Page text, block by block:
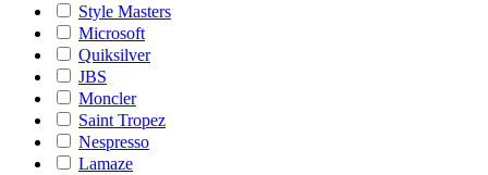
Style Masters
Microsoft
Quiksilver
JBS
Moncler
Saint Tropez
Nespresso
Lamaze